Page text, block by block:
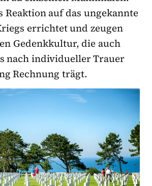
Reaktion auf das ungekannte
errichtet und zeugen
Gedenkkultur, die auch
nach individueller Trauer
Rechnung trägt.